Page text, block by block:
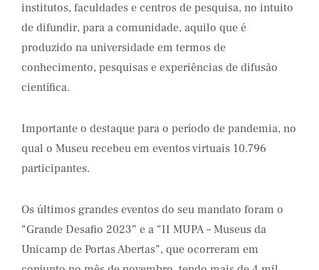
institutos, faculdades e centros de pesquisa, no intuito
de difundir, para a comunidade, aquilo que é
produzido na universidade em termos de
conhecimento, pesquisas e experiências de difusão
científica.
Importante o destaque para o período de pandemia, no
qual o Museu recebeu em eventos virtuais 10.796
participantes.
Os últimos grandes eventos do seu mandato foram o
“Grande Desafio 2023” e a “II MUPA – Museus da
Unicamp de Portas Abertas”, que ocorreram em